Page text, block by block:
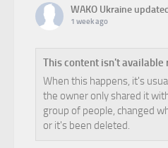
WAKO Ukraine
1 week ago
This content isn't available
When this happens, it's
the owner only shared it
group of people, changed
or it's been deleted.